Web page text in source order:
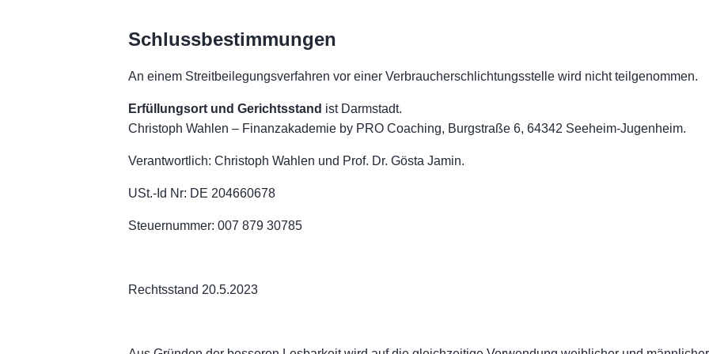
Schlussbestimmungen
An einem Streitbeilegungsverfahren vor einer Verbraucherschlichtungsstelle wird nicht teilgenommen.
Erfüllungsort und Gerichtsstand ist Darmstadt.
Christoph Wahlen – Finanzakademie by PRO Coaching, Burgstraße 6, 64342 Seeheim-Jugenheim.
Verantwortlich: Christoph Wahlen und Prof. Dr. Gösta Jamin.
USt.-Id Nr: DE 204660678
Steuernummer: 007 879 30785
Rechtsstand 20.5.2023